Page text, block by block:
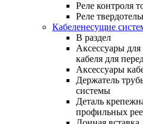
Реле контроля
Реле
Кабеленесущие
В раздел
Аксессуары
кабеля для
Аксессуары
Держатель
системы
Деталь
профильных